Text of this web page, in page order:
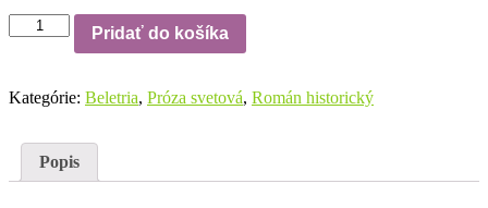
množstvo
Honoré
Lesk
kurtizán
Pridať do košíka
Kategórie: Beletria, Próza svetová, Román historický
Popis